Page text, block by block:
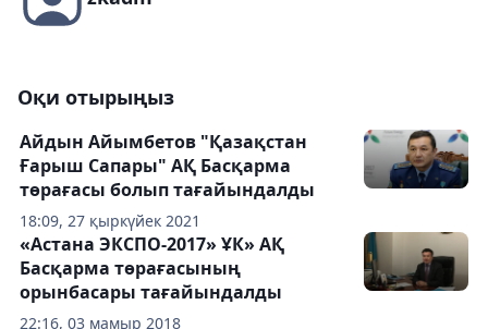
Оқи отырыңыз
18:09, 27 қыркүйек 2021
Айдын Айымбетов "Қазақстан
Ғарыш Сапары" АҚ Басқарма
төрағасы болып тағайындалды
22:16, 03 мамыр 2018
«Астана ЭКСПО-2017» ҰК» АҚ
Басқарма төрағасының
орынбасары тағайындалды